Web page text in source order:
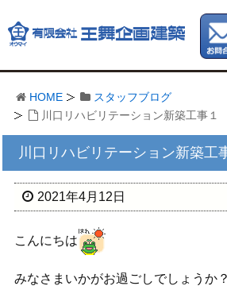
HOME
スタッフブログ
川口リハビリテーション新築工事１
川口リハビリテーション新築工
2021年4月12日
こんにちは
みなさまいかがお過ごしでしょうか？